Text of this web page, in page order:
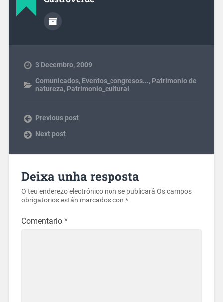
3 Decembro, 2009
Comunicados, Eventos_congresos..., Patrimonio de
natureza, Patrimonio_cultural
Previous post
Next post
Deixa unha resposta
O teu enderezo electrónico non se publicará Os campos
obrigatorios están marcados con *
Comentario *